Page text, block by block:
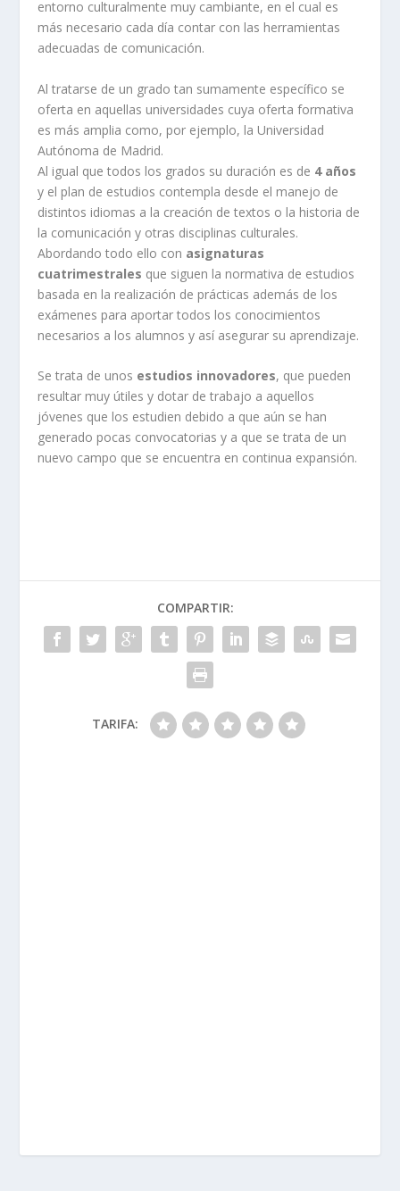
entorno culturalmente muy cambiante, en el cual es
más necesario cada día contar con las herramientas
adecuadas de comunicación.
Al tratarse de un grado tan sumamente específico se
oferta en aquellas universidades cuya oferta formativa
es más amplia como, por ejemplo, la Universidad
Autónoma de Madrid.
Al igual que todos los grados su duración es de 4 años
y el plan de estudios contempla desde el manejo de
distintos idiomas a la creación de textos o la historia de
la comunicación y otras disciplinas culturales.
Abordando todo ello con asignaturas
cuatrimestrales que siguen la normativa de estudios
basada en la realización de prácticas además de los
exámenes para aportar todos los conocimientos
necesarios a los alumnos y así asegurar su aprendizaje.
Se trata de unos estudios innovadores, que pueden
resultar muy útiles y dotar de trabajo a aquellos
jóvenes que los estudien debido a que aún se han
generado pocas convocatorias y a que se trata de un
nuevo campo que se encuentra en continua expansión.
COMPARTIR:
TARIFA: